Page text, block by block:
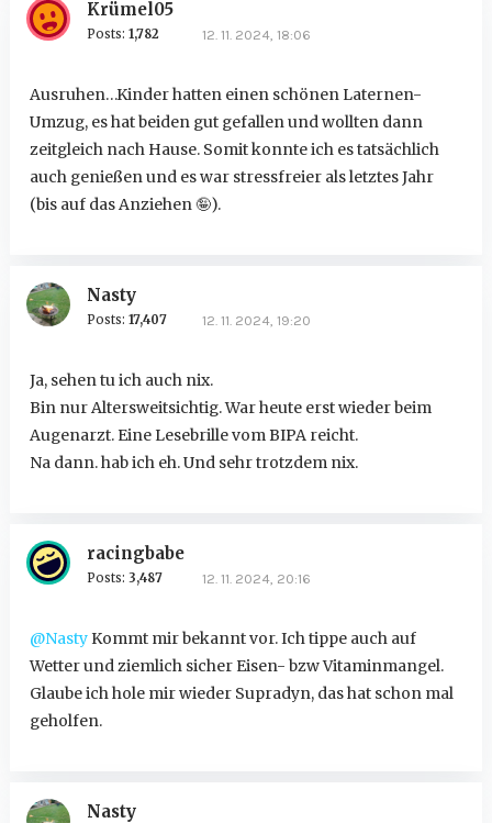
Krümel05
Posts: 1,782 12. 11. 2024, 18:06
Ausruhen…Kinder hatten einen schönen Laternen-
Umzug, es hat beiden gut gefallen und wollten dann
zeitgleich nach Hause. Somit konnte ich es tatsächlich
auch genießen und es war stressfreier als letztes Jahr
(bis auf das Anziehen🤪).
Nasty
Posts: 17,407 12. 11. 2024, 19:20
Ja, sehen tu ich auch nix.
Bin nur Altersweitsichtig. War heute erst wieder beim
Augenarzt. Eine Lesebrille vom BIPA reicht.
Na dann. hab ich eh. Und sehr trotzdem nix.
racingbabe
Posts: 3,487 12. 11. 2024, 20:16
@NastyKommt mir bekannt vor. Ich tippe auch auf
Wetter und ziemlich sicher Eisen- bzw Vitaminmangel.
Glaube ich hole mir wieder Supradyn, das hat schon mal
geholfen.
Nasty